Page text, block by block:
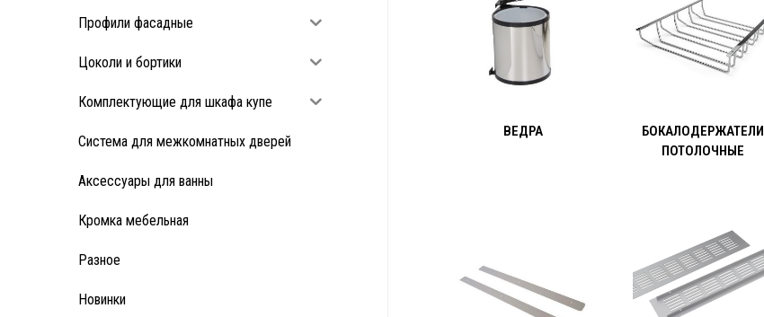
Профили фасадные
Цоколи и бортики
Комплектующие для шкафа купе
Система для межкомнатных дверей
Аксессуары для ванны
Кромка мебельная
Разное
Новинки
ВЕДРА
БОКАЛОДЕРЖАТЕЛИ
ПОТОЛОЧНЫЕ